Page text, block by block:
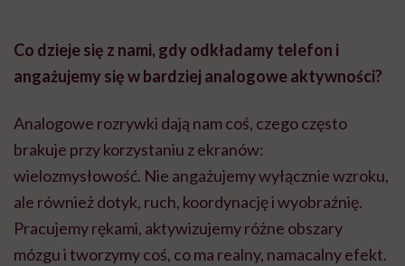
Co dzieje się z nami, gdy odkładamy telefon i
angażujemy się w bardziej analogowe aktywności?
Analogowe rozrywki dają nam coś, czego często
brakuje przy korzystaniu z ekranów:
wielozmysłowość. Nie angażujemy wyłącznie wzroku,
ale również dotyk, ruch, koordynację i wyobraźnię.
Pracujemy rękami, aktywizujemy różne obszary
mózgu i tworzymy coś, co ma realny, namacalny efekt.